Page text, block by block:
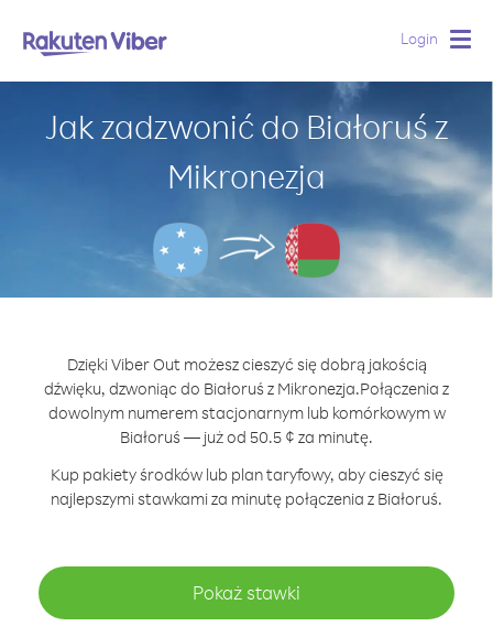
Login
Jak zadzwonić do Białoruś z
Mikronezja
Dzięki Viber Out możesz cieszyć się dobrą jakością
dźwięku, dzwoniąc do Białoruś z Mikronezja.Połączenia z
dowolnym numerem stacjonarnym lub komórkowym w
Białoruś — już od 50.5 ¢ za minutę.
Kup pakiety środków lub plan taryfowy, aby cieszyć się
najlepszymi stawkami za minutę połączenia z Białoruś.
Pokaż stawki